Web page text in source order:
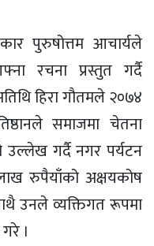
पुरुषोत्तम आचार्यले
रचना प्रस्तुत गर्दै
हिरा गौतमले २०७४
समाजमा चेतना
गर्दै नगर पर्यटन
लाख रुपैयाँको अक्षयकोष
उनले व्यक्तिगत रूपमा
।